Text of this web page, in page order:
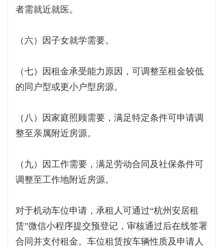
者需就近就医。
（六）因子女就学需要。
（七）因租金承受能力原因，可调整至租金较低
的同户型或更小户型房源。
（八）因家庭照顾需要，满足特定条件可申请调
整至亲属附近房源。
（九）因工作需要，满足劳动合同及社保条件可
调整至工作地附近房源。
对于机动车位申请，承租人可通过“杭州安居租
赁”微信小程序提交预登记，审核通过后在线签署
合同并支付租金。车位租赁按车辆性质及申请人